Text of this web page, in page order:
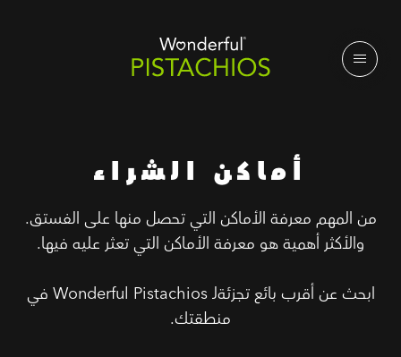
أماكن الشراء
من المهم معرفة الأماكن التي تحصل منها على الفستق.
والأكثر أهمية هو معرفة الأماكن التي تعثر عليه فيها.
ابحث عن أقرب بائع تجزئةلـ Wonderful Pistachios في
منطقتك.